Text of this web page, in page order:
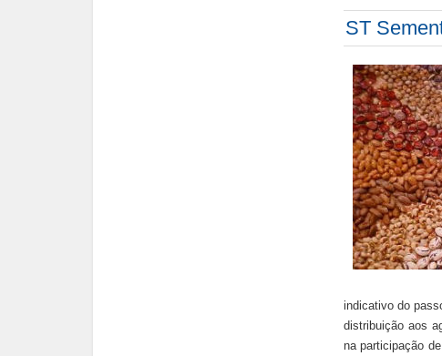
ST
indicativo do
distribuição aos
na participação